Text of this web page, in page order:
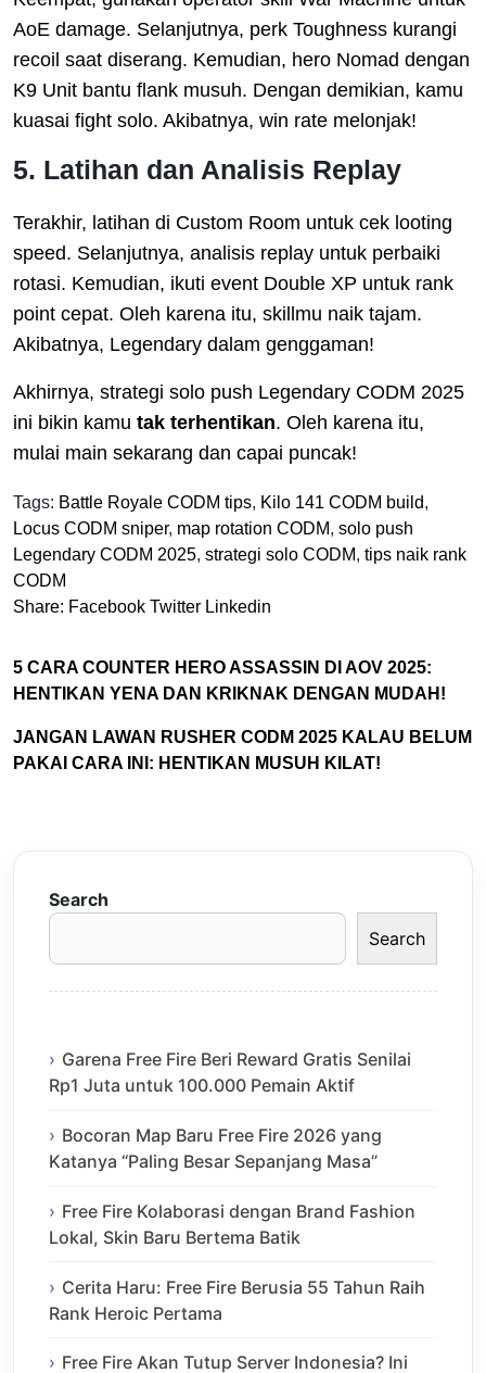
AoE damage. Selanjutnya, perk Toughness kurangi
recoil saat diserang. Kemudian, hero Nomad dengan
K9 Unit bantu flank musuh. Dengan demikian, kamu
kuasai fight solo. Akibatnya, win rate melonjak!
5. Latihan dan Analisis Replay
Terakhir, latihan di Custom Room untuk cek looting
speed. Selanjutnya, analisis replay untuk perbaiki
rotasi. Kemudian, ikuti event Double XP untuk rank
point cepat. Oleh karena itu, skillmu naik tajam.
Akibatnya, Legendary dalam genggaman!
Akhirnya, strategi solo push Legendary CODM 2025
ini bikin kamu tak terhentikan. Oleh karena itu,
mulai main sekarang dan capai puncak!
Tags: Battle Royale CODM tips, Kilo 141 CODM build,
Locus CODM sniper, map rotation CODM, solo push
Legendary CODM 2025, strategi solo CODM, tips naik rank
CODM
Share: Facebook Twitter Linkedin
5 CARA COUNTER HERO ASSASSIN DI AOV 2025:
HENTIKAN YENA DAN KRIKNAK DENGAN MUDAH!
JANGAN LAWAN RUSHER CODM 2025 KALAU BELUM
PAKAI CARA INI: HENTIKAN MUSUH KILAT!
Search
Search
Garena Free Fire Beri Reward Gratis Senilai
Rp1 Juta untuk 100.000 Pemain Aktif
Bocoran Map Baru Free Fire 2026 yang
Katanya “Paling Besar Sepanjang Masa”
Free Fire Kolaborasi dengan Brand Fashion
Lokal, Skin Baru Bertema Batik
Cerita Haru: Free Fire Berusia 55 Tahun Raih
Rank Heroic Pertama
Free Fire Akan Tutup Server Indonesia? Ini